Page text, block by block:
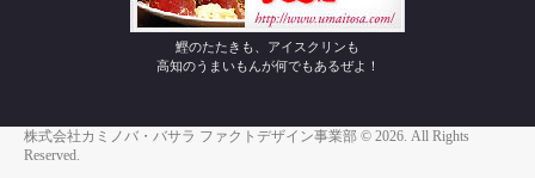
鰹のたたきも、アイスクリンも
高知のうまいもんが何でもあるぜよ！
株式会社カミノバ・バサラ ファクトデザイン事業部 © 2026. All Rights
Reserved.